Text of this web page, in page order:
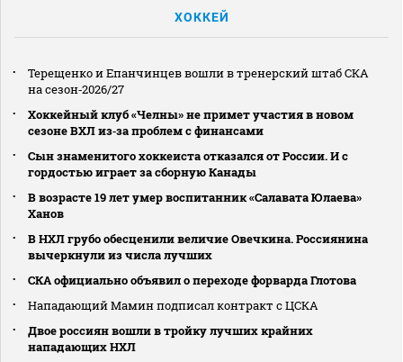
ХОККЕЙ
Терещенко и Епанчинцев вошли в тренерский штаб СКА
на сезон‑2026/27
Хоккейный клуб «Челны» не примет участия в новом
сезоне ВХЛ из‑за проблем с финансами
Сын знаменитого хоккеиста отказался от России. И с
гордостью играет за сборную Канады
В возрасте 19 лет умер воспитанник «Салавата Юлаева»
Ханов
В НХЛ грубо обесценили величие Овечкина. Россиянина
вычеркнули из числа лучших
СКА официально объявил о переходе форварда Глотова
Нападающий Мамин подписал контракт с ЦСКА
Двое россиян вошли в тройку лучших крайних
нападающих НХЛ